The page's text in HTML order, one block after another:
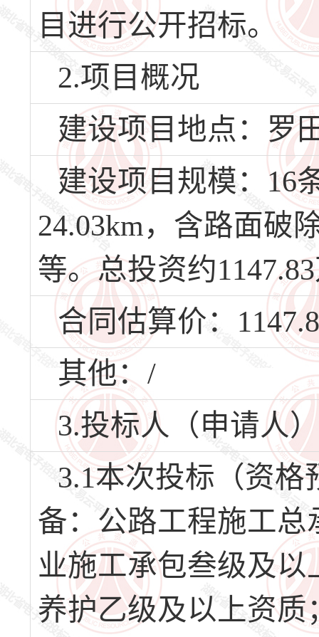
目进行公开招标。
2.项目概况
建设项目地点：罗
建设项目规模：16
24.03km，含路面破
等。总投资约
合同估算价：
其他：/
3.投标人（申请人
3.1本次投标（资
备：公路工程施工
业施工承包叁级及
养护乙级及以上资